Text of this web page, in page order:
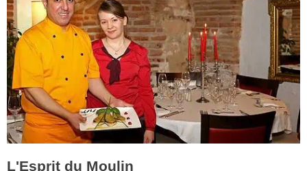
L'Esprit du Moulin